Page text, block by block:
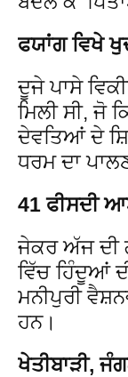
ਫਯਾਂਗ ਵਿਖੇ
ਦੂਜੇ ਪਾਸੇ
ਮਿਲੀ ਸੀ, ਜੋ
ਦੇਵਤਿਆਂ ਦੇ
ਧਰਮ ਦਾ
41 ਫੀਸਦੀ
ਜੇਕਰ ਅੱਜ ਦੀ
ਵਿੱਚ ਹਿੰਦੂਆਂ
ਮਨੀਪੁਰੀ
ਹਨ।
ਖੇਤੀਬਾੜੀ,